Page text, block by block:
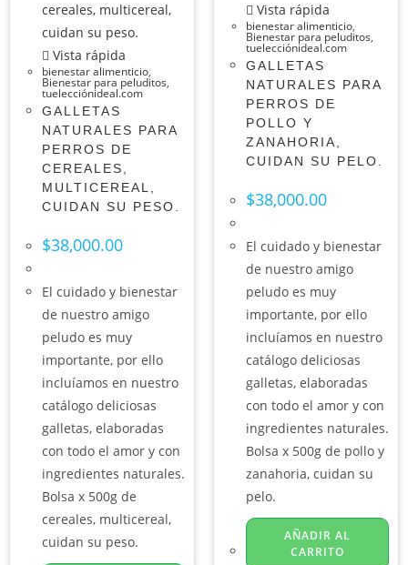
Vista rápida
bienestar alimenticio,
Bienestar para peluditos,
tuelecciónideal.com
GALLETAS
NATURALES PARA
PERROS DE
CEREALES,
MULTICEREAL,
CUIDAN SU PESO.
$38,000.00
El cuidado y bienestar
de nuestro amigo
peludo es muy
importante, por ello
incluíamos en nuestro
catálogo deliciosas
galletas, elaboradas
con todo el amor y con
ingredientes naturales.
Bolsa x 500g de
cereales, multicereal,
cuidan su peso.
Vista rápida
bienestar alimenticio,
Bienestar para peluditos,
tuelecciónideal.com
GALLETAS
NATURALES PARA
PERROS DE
POLLO Y
ZANAHORIA,
CUIDAN SU PELO.
$38,000.00
El cuidado y bienestar
de nuestro amigo
peludo es muy
importante, por ello
incluíamos en nuestro
catálogo deliciosas
galletas, elaboradas
con todo el amor y con
ingredientes naturales.
Bolsa x 500g de pollo y
zanahoria, cuidan su
pelo.
AÑADIR AL
CARRITO